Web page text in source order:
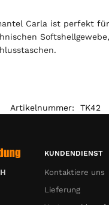
Carla ist perfekt
Artikelnummer: TK42
KUNDENDIENST
Kontaktiere uns
Lieferung